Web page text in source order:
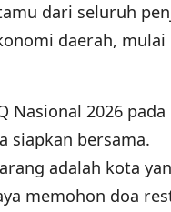
dari seluruh
daerah, mulai
Nasional 2026
siapkan bersama.
adalah kota
memohon doa